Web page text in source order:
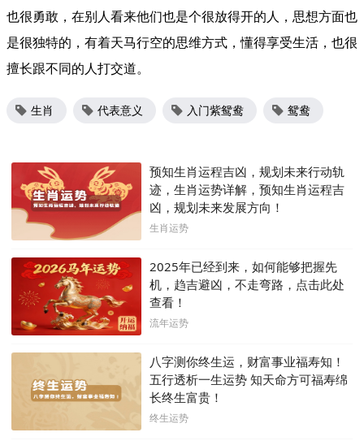
也很勇敢，在别人看来他们也是个很放得开的人，思想方面也
是很独特的，有着天马行空的思维方式，懂得享受生活，也很
擅长跟不同的人打交道。
生肖 代表意义 入门紫鸳鸯 鸳鸯
预知生肖运程吉凶，规划未来行动轨
迹，生肖运势详解，预知生肖运程吉
凶，规划未来发展方向！
生肖运势
2025年已经到来，如何能够把握先
机，趋吉避凶，不走弯路，点击此处
查看！
流年运势
八字测你终生运，财富事业福寿知！
五行透析一生运势 知天命方可福寿绵
长终生富贵！
终生运势